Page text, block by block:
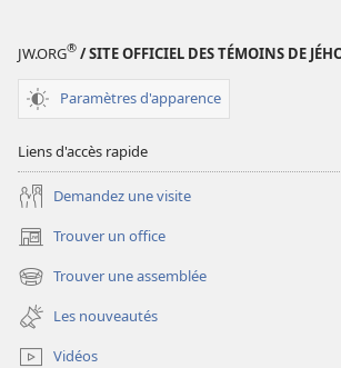
JW.ORG® / SITE OFFICIEL DES TÉMOINS DE
Paramètres d'apparence
Liens d'accès rapide
Demandez une visite
Trouver un office
(ouvre
une
nouvelle
fenêtre)
Trouver une assemblée
(ouvre
une
nouvelle
fenêtre)
Les nouveautés
Vidéos